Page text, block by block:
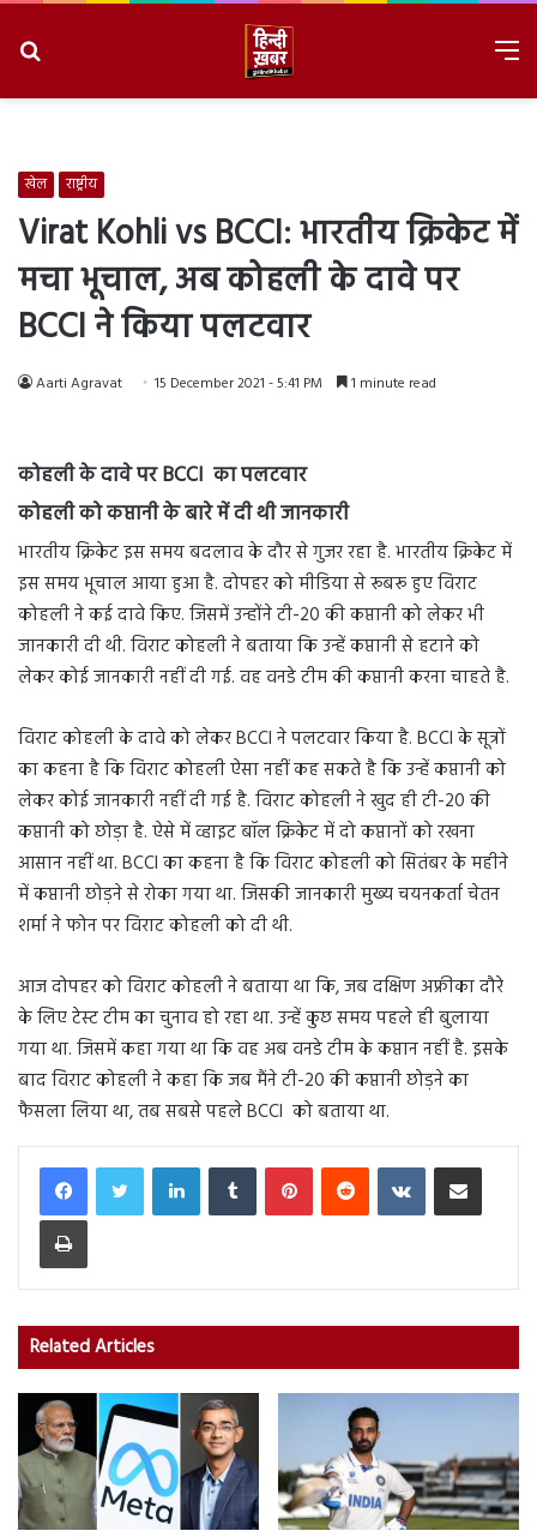
खेल राष्ट्रीय
Virat Kohli vs BCCI: भारतीय क्रिकेट में
मचा भूचाल, अब कोहली के दावे पर
BCCI ने किया पलटवार
Aarti Agravat 15 December 2021 - 5:41 PM 1 minute read
कोहली के दावे पर BCCI का पलटवार
कोहली को कप्तानी के बारे में दी थी जानकारी
भारतीय क्रिकेट इस समय बदलाव के दौर से गुजर रहा है. भारतीय क्रिकेट में
इस समय भूचाल आया हुआ है. दोपहर को मीडिया से रूबरू हुए विराट
कोहली ने कई दावे किए. जिसमें उन्होंने टी-20 की कप्तानी को लेकर भी
जानकारी दी थी. विराट कोहली ने बताया कि उन्हें कप्तानी से हटाने को
लेकर कोई जानकारी नहीं दी गई. वह वनडे टीम की कप्तानी करना चाहते है.
विराट कोहली के दावे को लेकर BCCI ने पलटवार किया है. BCCI के सूत्रों
का कहना है कि विराट कोहली ऐसा नहीं कह सकते है कि उन्हें कप्तानी को
लेकर कोई जानकारी नहीं दी गई है. विराट कोहली ने खुद ही टी-20 की
कप्तानी को छोड़ा है. ऐसे में व्हाइट बॉल क्रिकेट में दो कप्तानों को रखना
आसान नहीं था. BCCI का कहना है कि विराट कोहली को सितंबर के महीने
में कप्तानी छोड़ने से रोका गया था. जिसकी जानकारी मुख्य चयनकर्ता चेतन
शर्मा ने फोन पर विराट कोहली को दी थी.
आज दोपहर को विराट कोहली ने बताया था कि, जब दक्षिण अफ्रीका दौरे
के लिए टेस्ट टीम का चुनाव हो रहा था. उन्हें कुछ समय पहले ही बुलाया
गया था. जिसमें कहा गया था कि वह अब वनडे टीम के कप्तान नहीं है. इसके
बाद विराट कोहली ने कहा कि जब मैंने टी-20 की कप्तानी छोड़ने का
फैसला लिया था, तब सबसे पहले BCCI को बताया था.
LinkedInTumblr PinterestReddit VKontakteShare via Email
Print
Related Articles